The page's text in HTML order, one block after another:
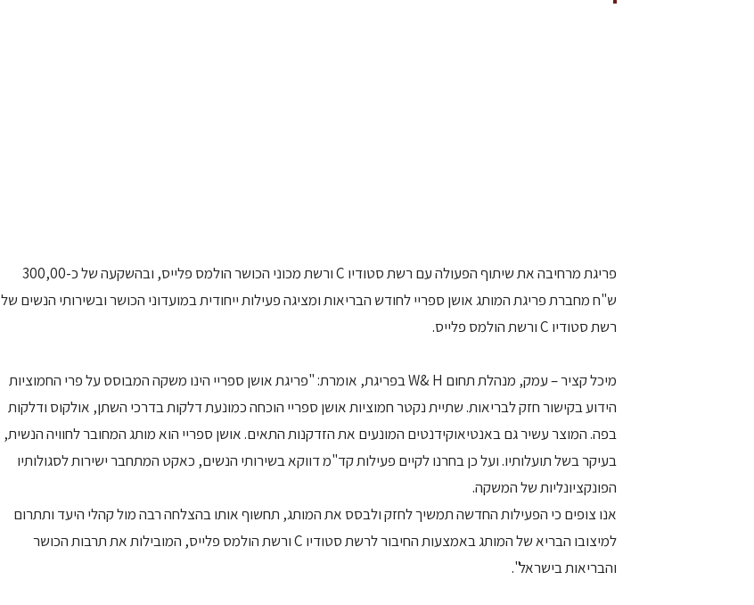
פריגת מרחיבה את שיתוף הפעולה עם רשת סטודיו C ורשת מכוני הכושר הולמס פלייס, ובהשקעה של כ-300,00
ש"ח מחברת פריגת המותג אושן ספריי לחודש הבריאות ומציגה פעילות ייחודית במועדוני הכושר ובשירותי הנשים של
רשת סטודיו C ורשת הולמס פלייס.
מיכל קציר – עמק, מנהלת תחום W& H בפריגת, אומרת: "פריגת אושן ספריי הינו משקה המבוסס על פרי החמוציות
הידוע בקישור חזק לבריאות. שתיית נקטר חמוציות אושן ספריי הוכחה כמונעת דלקות בדרכי השתן, אולקוס ודלקות
בפה. המוצר עשיר גם באנטיאוקידנטים המונעים את הזדקנות התאים. אושן ספריי הוא מותג המחובר לחוויה הנשית,
בעיקר בשל תועלותיו. ועל כן בחרנו לקיים פעילות קד"מ דווקא בשירותי הנשים, כאקט המתחבר ישירות לסגולותיו
הפונקציונליות של המשקה.
אנו צופים כי הפעילות החדשה תמשיך לחזק ולבסס את המותג, תחשוף אותו בהצלחה רבה מול קהלי היעד ותתרום
למיצובו הבריא של המותג באמצעות החיבור לרשת סטודיו C ורשת הולמס פלייס, המובילות את תרבות הכושר
והבריאות בישראל".